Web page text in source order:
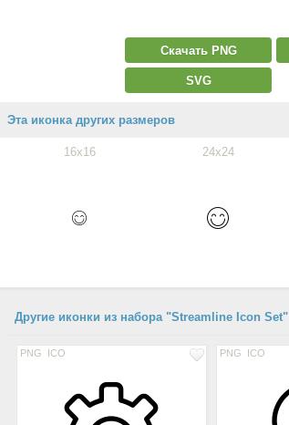
Скачать PNG
SVG
Эта иконка других размеров
16x16 24x24
Другие иконки из набора "Streamline Icon Set"
PNG ICO PNG ICO